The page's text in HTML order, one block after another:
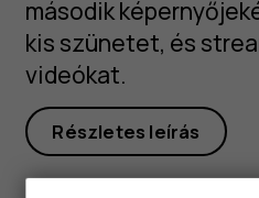
második
kis szünetet, és
videókat.
Részletes leírás